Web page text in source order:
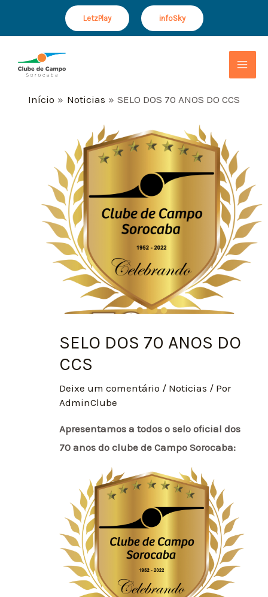
conteúdo
LetzPlay infoSky
Início Noticias SELO DOS 70 ANOS DO CCS
SELO DOS 70 ANOS DO
CCS
Deixe um comentário / Noticias / Por
AdminClube
Apresentamos a todos o selo oficial dos
70 anos do clube de Campo Sorocaba:
navigation